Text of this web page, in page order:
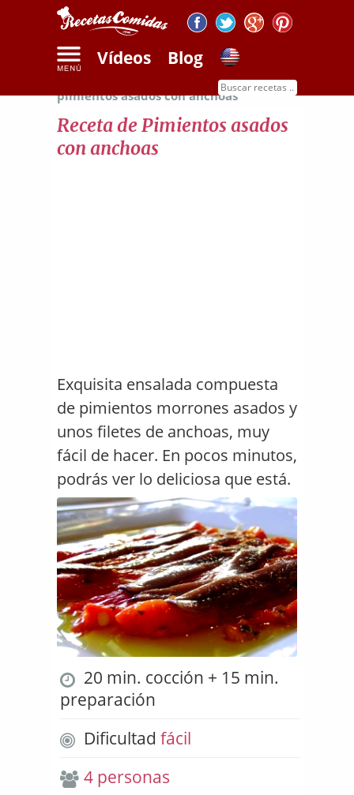
Vídeos Blog
Receta de
pimientos asados con anchoas
Receta de Pimientos asados
con anchoas
Exquisita ensalada compuesta
de pimientos morrones asados y
unos filetes de anchoas, muy
fácil de hacer. En pocos minutos,
podrás ver lo deliciosa que está.
20 min. cocción + 15 min.
preparación
Dificultad fácil
4 personas